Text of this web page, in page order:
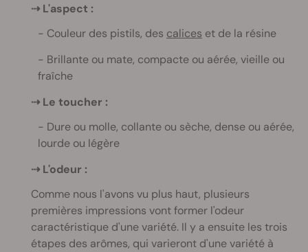
⇢ L'aspect :
Couleur des pistils, des calices et de la résine
Brillante ou mate, compacte ou aérée, vieille ou
fraîche
⇢ Le toucher :
Dure ou molle, collante ou sèche, dense ou aérée,
lourde ou légère
⇢ L'odeur :
Comme nous l'avons vu plus haut, plusieurs
premières impressions vont former l'odeur
caractéristique d'une variété. Il y a ensuite les trois
étapes des arômes, qui varieront d'une variété à